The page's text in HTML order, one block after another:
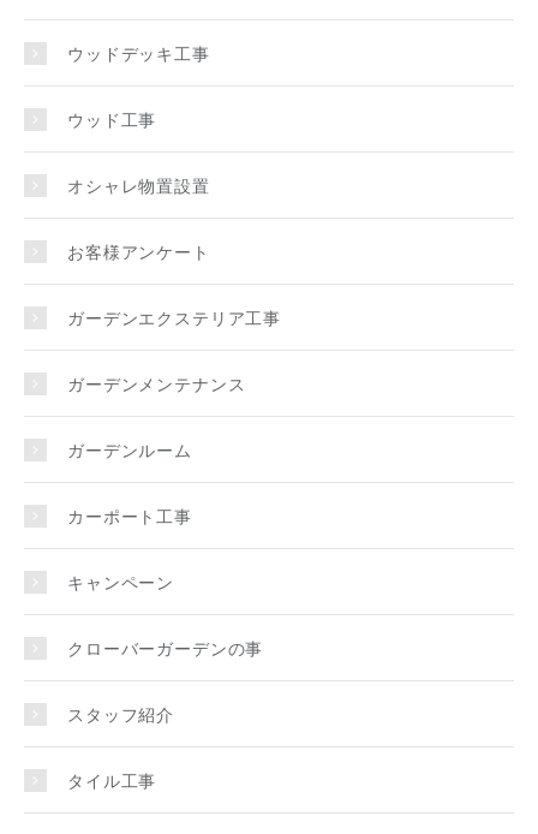
ウッドデッキ工事
ウッド工事
オシャレ物置設置
お客様アンケート
ガーデンエクステリア工事
ガーデンメンテナンス
ガーデンルーム
カーポート工事
キャンペーン
クローバーガーデンの事
スタッフ紹介
タイル工事